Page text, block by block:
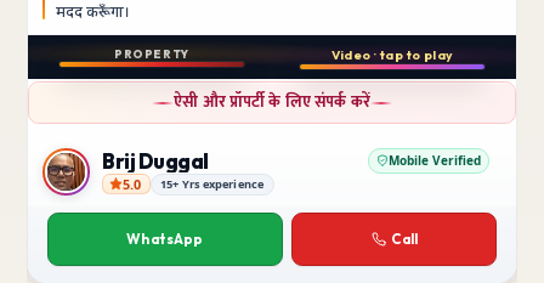
मददकरूँगा।
PROPERTY
बिक्री
3 BHK
Mayur Vihar
₹1.5 Crore
Video · tap to play
Instagram
ऐसी और प्रॉपर्टी के लिए संपर्क करें
Brij Duggal
Brij Duggal Mobile Verified
5.0 15+ Yrs experience
WhatsApp Call